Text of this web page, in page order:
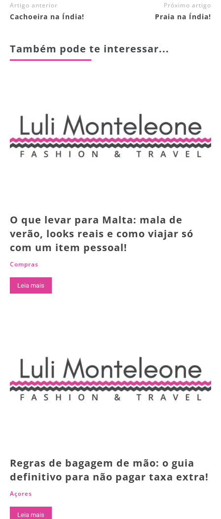
Artigo anterior
Cachoeira na Índia!
Próximo artigo
Praia na Índia!
Também pode te interessar...
O que levar para Malta: mala de
verão, looks reais e como viajar só
com um item pessoal!
Compras
Leia mais
Regras de bagagem de mão: o guia
definitivo para não pagar taxa extra!
Açores
Leia mais